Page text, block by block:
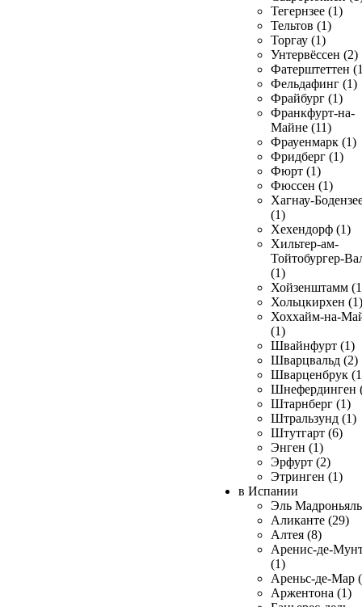
Тегернзее (1)
Тельтов (1)
Торгау (1)
Унтервёссен (2)
Фатерштеттен
Фельдафинг (1)
Фрайбург (1)
Франкфурт-на-
Майне (11)
Фрауенмарк (1)
Фридберг (1)
Фюрт (1)
Фюссен (1)
Хагнау-
(1)
Хехендорф (1)
Хильтер-ам-
Тойтобургер-
(1)
Хойзенштамм
Хольцкирхен (1)
Хоххайм-на-
(1)
Швайнфурт (1)
Шварцвальд (2)
Шварценбрук
Шнефердинген
Штарнберг (1)
Штральзунд (1)
Штутгарт (6)
Энген (1)
Эрфурт (2)
Этринген (1)
в Испании
Эль
Аликанте (29)
Алтея (8)
Аренис-де-
(1)
Ареньс-де-Мар
Аржентона (1)